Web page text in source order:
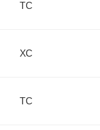
ТС
ХС
ТС